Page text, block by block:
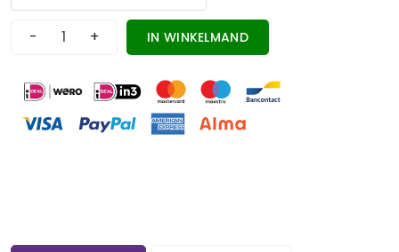
- + IN WINKELMAND